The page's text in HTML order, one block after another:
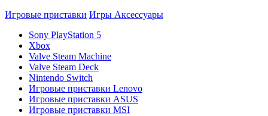
Игровые приставки Игры Аксессуары
Sony PlayStation 5
Xbox
Valve Steam Machine
Valve Steam Deck
Nintendo Switch
Игровые приставки Lenovo
Игровые приставки ASUS
Игровые приставки MSI